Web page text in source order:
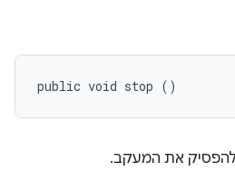
public void stop ()